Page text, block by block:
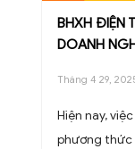
DOANH
Tháng 4 29,